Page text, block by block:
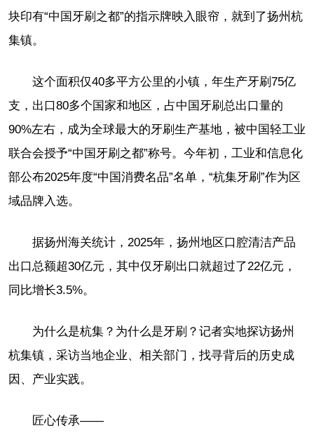
块印有“中国牙刷之都”的指示牌映入眼帘，就到了扬州杭
集镇。
这个面积仅40多平方公里的小镇，年生产牙刷75亿
支，出口80多个国家和地区，占中国牙刷总出口量的
90%左右，成为全球最大的牙刷生产基地，被中国轻工业
联合会授予“中国牙刷之都”称号。今年初，工业和信息化
部公布2025年度“中国消费名品”名单，“杭集牙刷”作为区
域品牌入选。
据扬州海关统计，2025年，扬州地区口腔清洁产品
出口总额超30亿元，其中仅牙刷出口就超过了22亿元，
同比增长3.5%。
为什么是杭集？为什么是牙刷？记者实地探访扬州
杭集镇，采访当地企业、相关部门，找寻背后的历史成
因、产业实践。
匠心传承——